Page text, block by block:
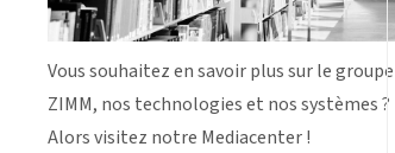
Vous souhaitez en savoir plus sur le groupe
ZIMM, nos technologies et nos systèmes ?
Alors visitez notre Mediacenter !